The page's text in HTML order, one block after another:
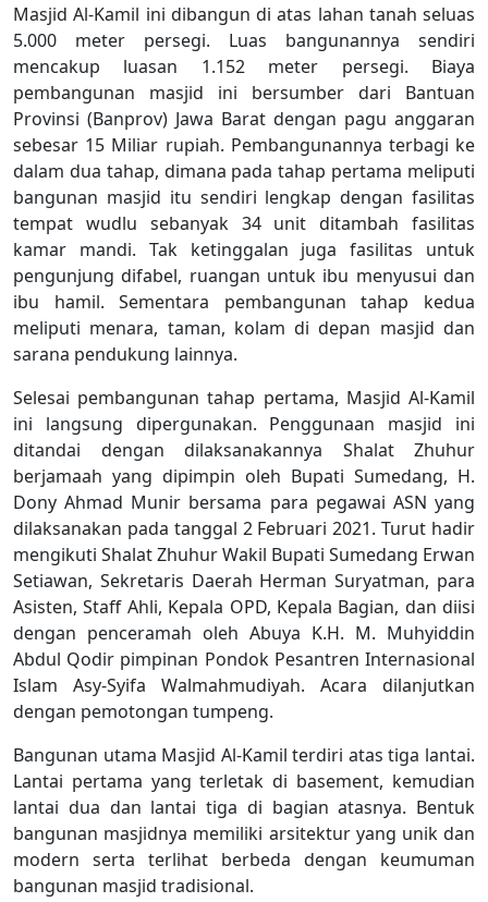
Masjid Al-Kamil ini dibangun di atas lahan tanah seluas
5.000 meter persegi. Luas bangunannya sendiri
mencakup luasan 1.152 meter persegi. Biaya
pembangunan masjid ini bersumber dari Bantuan
Provinsi (Banprov) Jawa Barat dengan pagu anggaran
sebesar 15 Miliar rupiah. Pembangunannya terbagi ke
dalam dua tahap, dimana pada tahap pertama meliputi
bangunan masjid itu sendiri lengkap dengan fasilitas
tempat wudlu sebanyak 34 unit ditambah fasilitas
kamar mandi. Tak ketinggalan juga fasilitas untuk
pengunjung difabel, ruangan untuk ibu menyusui dan
ibu hamil. Sementara pembangunan tahap kedua
meliputi menara, taman, kolam di depan masjid dan
sarana pendukung lainnya.
Selesai pembangunan tahap pertama, Masjid Al-Kamil
ini langsung dipergunakan. Penggunaan masjid ini
ditandai dengan dilaksanakannya Shalat Zhuhur
berjamaah yang dipimpin oleh Bupati Sumedang, H.
Dony Ahmad Munir bersama para pegawai ASN yang
dilaksanakan pada tanggal 2 Februari 2021. Turut hadir
mengikuti Shalat Zhuhur Wakil Bupati Sumedang Erwan
Setiawan, Sekretaris Daerah Herman Suryatman, para
Asisten, Staff Ahli, Kepala OPD, Kepala Bagian, dan diisi
dengan penceramah oleh Abuya K.H. M. Muhyiddin
Abdul Qodir pimpinan Pondok Pesantren Internasional
Islam Asy-Syifa Walmahmudiyah. Acara dilanjutkan
dengan pemotongan tumpeng.
Bangunan utama Masjid Al-Kamil terdiri atas tiga lantai.
Lantai pertama yang terletak di basement, kemudian
lantai dua dan lantai tiga di bagian atasnya. Bentuk
bangunan masjidnya memiliki arsitektur yang unik dan
modern serta terlihat berbeda dengan keumuman
bangunan masjid tradisional.